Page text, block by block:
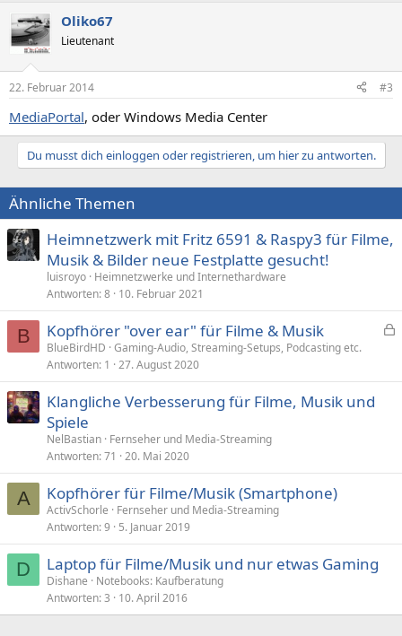
Oliko67
Lieutenant
22. Februar 2014 #3
MediaPortal, oder Windows Media Center
Du musst dich einloggen oder registrieren, um hier zu antworten.
Ähnliche Themen
Heimnetzwerk mit Fritz 6591 & Raspy3 für Filme,
Musik & Bilder neue Festplatte gesucht!
luisroyo Heimnetzwerke und Internethardware
Antworten 8 10. Februar 2021
B
p
Kopfhörer "over ear" für Filme & Musik
BlueBirdHD Gaming-Audio, Streaming-Setups, Podcasting etc.
Antworten 1 27. August 2020
Klangliche Verbesserung für Filme, Musik und
Spiele
NelBastian Fernseher und Media-Streaming
Antworten 71 20. Mai 2020
A Kopfhörer für Filme/Musik (Smartphone)
ActivSchorle
Fernseher und Media-Streaming
Antworten 9 5. Januar 2019
D Laptop für Filme/Musik und nur etwas Gaming
Dishane
Notebooks: Kaufberatung
Antworten 3 10. April 2016